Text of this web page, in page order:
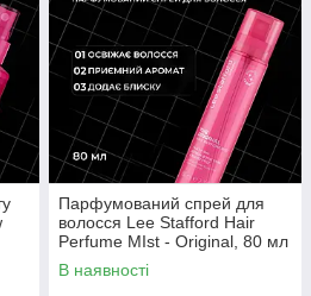
Парфумований спрей для
волосся Lee Stafford Hair
Perfume MIst - Original, 80 мл
В наявності